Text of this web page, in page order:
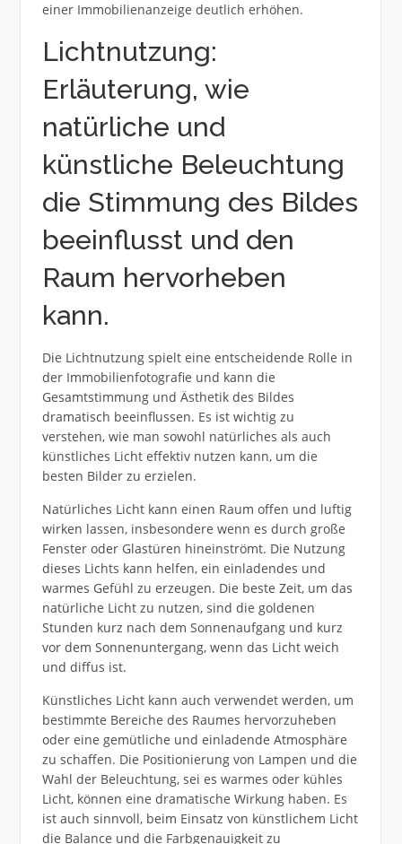
einer Immobilienanzeige deutlich erhöhen.
Lichtnutzung:
Erläuterung, wie
natürliche und
künstliche Beleuchtung
die Stimmung des Bildes
beeinflusst und den
Raum hervorheben
kann.
Die Lichtnutzung spielt eine entscheidende Rolle in
der Immobilienfotografie und kann die
Gesamtstimmung und Ästhetik des Bildes
dramatisch beeinflussen. Es ist wichtig zu
verstehen, wie man sowohl natürliches als auch
künstliches Licht effektiv nutzen kann, um die
besten Bilder zu erzielen.
Natürliches Licht kann einen Raum offen und luftig
wirken lassen, insbesondere wenn es durch große
Fenster oder Glastüren hineinströmt. Die Nutzung
dieses Lichts kann helfen, ein einladendes und
warmes Gefühl zu erzeugen. Die beste Zeit, um das
natürliche Licht zu nutzen, sind die goldenen
Stunden kurz nach dem Sonnenaufgang und kurz
vor dem Sonnenuntergang, wenn das Licht weich
und diffus ist.
Künstliches Licht kann auch verwendet werden, um
bestimmte Bereiche des Raumes hervorzuheben
oder eine gemütliche und einladende Atmosphäre
zu schaffen. Die Positionierung von Lampen und die
Wahl der Beleuchtung, sei es warmes oder kühles
Licht, können eine dramatische Wirkung haben. Es
ist auch sinnvoll, beim Einsatz von künstlichem Licht
die Balance und die Farbgenauigkeit zu